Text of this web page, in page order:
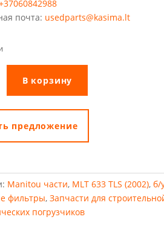
почта: usedparts@kasima.lt
В корзину
предложение
Manitou части, MLT 633 TLS (2002), б/
фильтры, Запчасти для
погрузчиков